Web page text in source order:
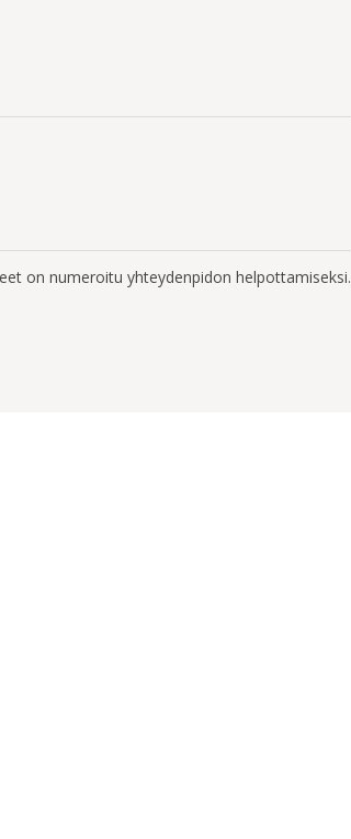
on numeroitu yhteydenpidon helpottamiseksi.